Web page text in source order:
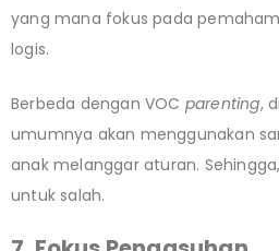
yang mana fokus pada
logis.
Berbeda dengan VOC parenting,
umumnya akan menggunakan
anak melanggar aturan.
untuk salah.